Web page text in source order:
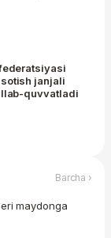
janjali
quvvatladi
Barcha ›
maydonga